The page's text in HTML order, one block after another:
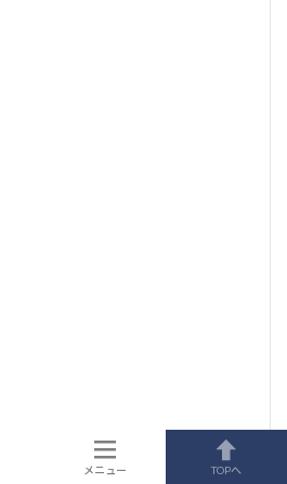
メニュー TOPへ